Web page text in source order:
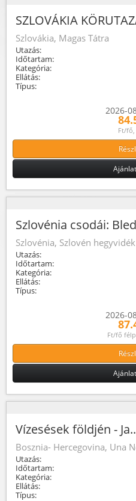
SZLOVÁKIA
Szlovákia, Magas Tátra
Utazás:
Időtartam:
Kategória:
Ellátás:
Típus:
2026-
Ft/fő,
Szlovénia csodái:
Szlovénia, Szlovén hegyvidék
Utazás:
Időtartam:
Kategória:
Ellátás:
Típus:
2026-
Ft/fő
Vízesések földjén -
Bosznia- Hercegovina, Una
Utazás:
Időtartam:
Kategória:
Ellátás:
Típus: